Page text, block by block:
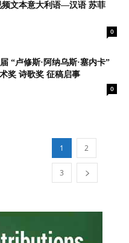
频文本意大利语—汉语 苏菲
0
“卢修斯·阿纳乌斯·塞内卡”
奖 诗歌奖 征稿启事
0
1 2
3